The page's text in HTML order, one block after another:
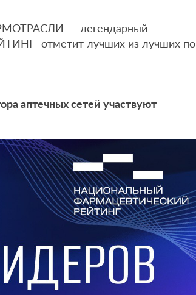
- легендарный
отметит лучших из лучших по
аптечных сетей участвуют